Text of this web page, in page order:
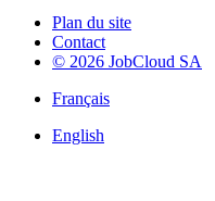
Plan du site
Contact
© 2026 JobCloud SA
Français
English